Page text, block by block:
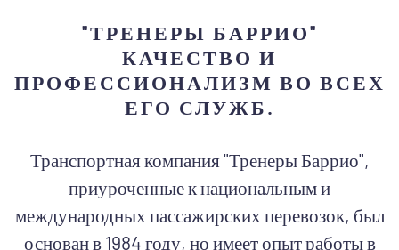
"ТРЕНЕРЫ БАРРИО"
КАЧЕСТВО И
ПРОФЕССИОНАЛИЗМ ВО ВСЕХ
ЕГО СЛУЖБ.
Транспортная компания "Тренеры Баррио",
приуроченные к национальным и
международных пассажирских перевозок, был
основан в 1984 году, но имеет опыт работы в